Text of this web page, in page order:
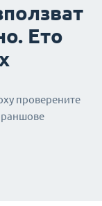
Ето
проверените